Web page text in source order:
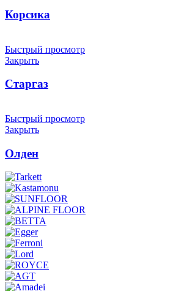
Корсика
Быстрый просмотр
Закрыть
Старгаз
Быстрый просмотр
Закрыть
Олден